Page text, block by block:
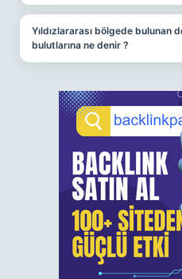
Yıldızlararası bölgede bulunan
bulutlarına ne denir ?